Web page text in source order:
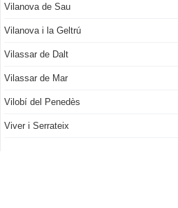
Vilanova de Sau
Vilanova i la Geltrú
Vilassar de Dalt
Vilassar de Mar
Vilobí del Penedès
Viver i Serrateix